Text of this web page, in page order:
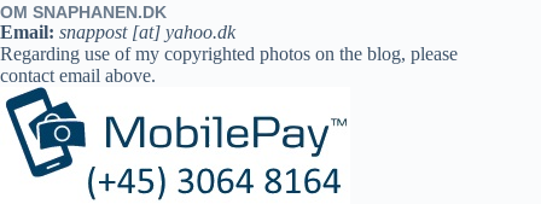
OM SNAPHANEN.DK
Email: snappost [at] yahoo.dk
Regarding use of my copyrighted photos on the blog, please
contact email above.